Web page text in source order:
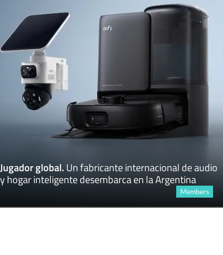
Jugador global.Un fabricante internacional de audio
y hogar inteligente desembarca en la Argentina
Members